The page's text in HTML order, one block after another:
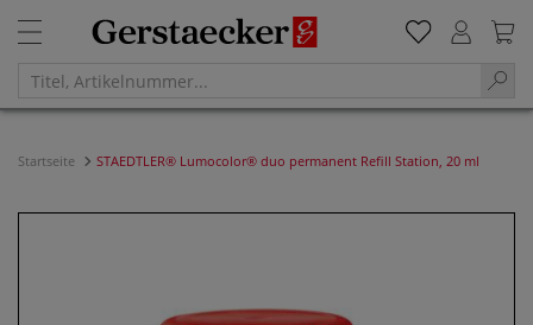
Startseite STAEDTLER® Lumocolor® duo permanent Refill Station, 20 ml